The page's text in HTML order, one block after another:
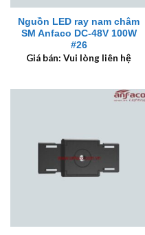
Nguồn LED ray nam châm
SM Anfaco DC-48V 100W
#26
Giá bán: Vui lòng liên hệ